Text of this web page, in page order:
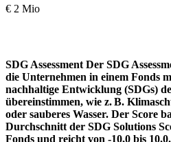
€ 2 Mio
SDG Assessment Der SDG
die Unternehmen in einem Fonds
nachhaltige Entwicklung (SDGs)
übereinstimmen, wie z. B.
oder sauberes Wasser. Der Score
Durchschnitt der SDG Solutions
Fonds und reicht von -10,0 bis